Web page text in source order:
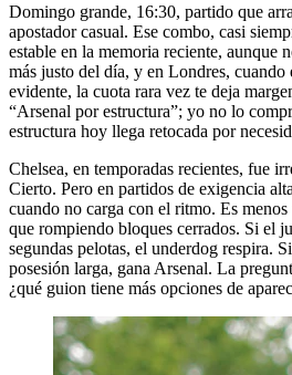
Domingo grande, 16:30, partido que
apostador casual. Ese combo, casi
estable en la memoria reciente, aunque
más justo del día, y en Londres, cuando
evidente, la cuota rara vez te deja
“Arsenal por estructura”; yo no lo
estructura hoy llega retocada por
Chelsea, en temporadas recientes, fue
Cierto. Pero en partidos de exigencia
cuando no carga con el ritmo. Es menos
que rompiendo bloques cerrados. Si el
segundas pelotas, el underdog respira.
posesión larga, gana Arsenal. La
¿qué guion tiene más opciones de